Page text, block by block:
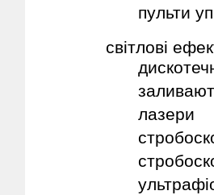
пульти
світлові
лазери